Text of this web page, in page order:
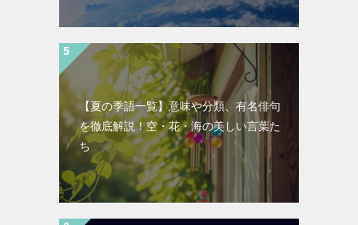
【夏の季語一覧】意味や分類、有名俳句
を徹底解説！空・花・海の美しい言葉た
ち